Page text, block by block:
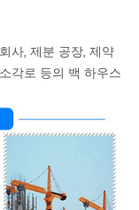
사, 제분 공장, 제약
각로 등의 백 하우스